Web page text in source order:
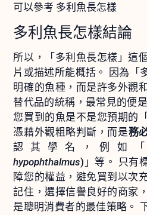
可以參考 多利魚長怎樣
多利魚長怎樣結論
所以，「多利魚長怎樣」這
片或描述所能概括。 因為「
明確的魚種，而是許多外觀
替代品的統稱，最常見的便
您買到的魚是不是您預期的
憑藉外觀粗略判斷，而是務
認其學名，例如
hypophthalmus)」等。 只有
障您的權益，避免買到以次
記住，選擇信譽良好的商家
是聰明消費者的最佳策略。